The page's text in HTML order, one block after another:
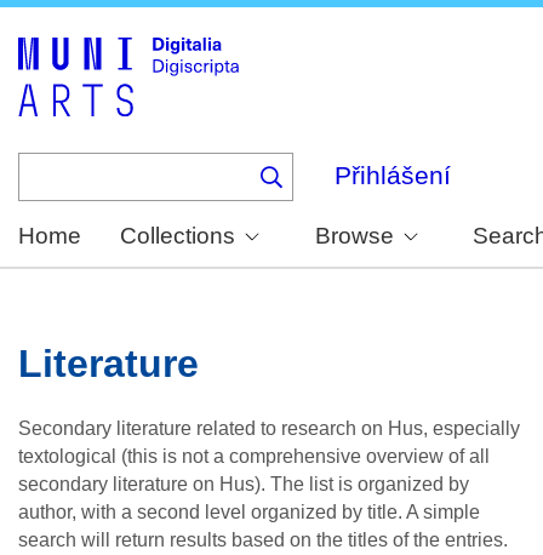
Přihlášení
Home Collections Browse
Literature
Secondary literature related to research on Hus, especially
textological (this is not a comprehensive overview of all
secondary literature on Hus). The list is organized by
author, with a second level organized by title. A simple
search will return results based on the titles of the entries.